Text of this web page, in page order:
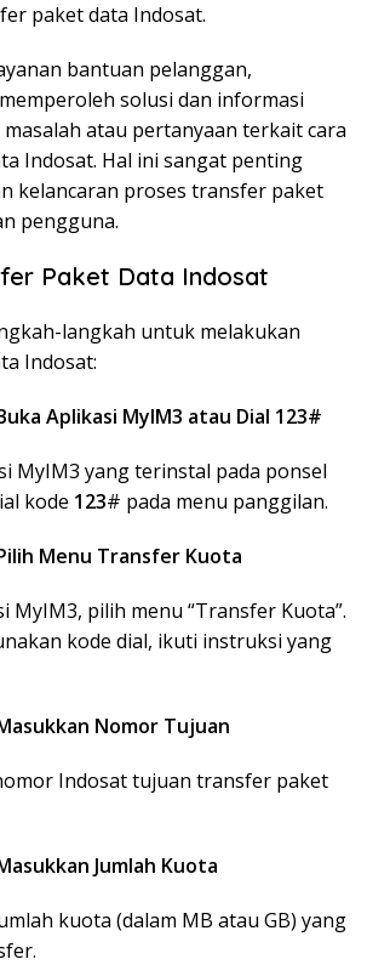
paket data Indosat.
bantuan pelanggan,
solusi dan informasi
atau pertanyaan terkait cara
Indosat. Hal ini sangat penting
kelancaran proses transfer paket
pengguna.
Paket Data Indosat
langkah untuk melakukan
Indosat:
Aplikasi MyIM3 atau Dial 123#
MyIM3 yang terinstal pada ponsel
kode 123# pada menu panggilan.
Menu Transfer Kuota
MyIM3, pilih menu “Transfer Kuota”.
kode dial, ikuti instruksi yang
Nomor Tujuan
Indosat tujuan transfer paket
Jumlah Kuota
kuota (dalam MB atau GB) yang